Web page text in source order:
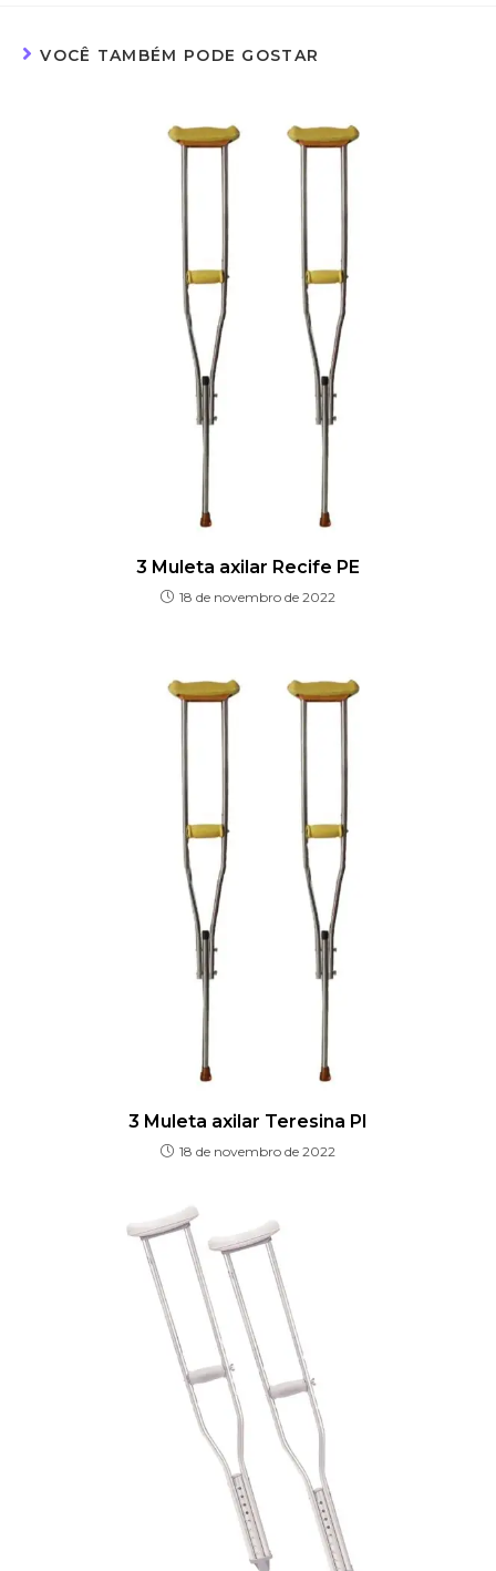
VOCÊ TAMBÉM PODE GOSTAR
3 Muleta axilar Recife PE
18 de novembro de 2022
3 Muleta axilar Teresina PI
18 de novembro de 2022